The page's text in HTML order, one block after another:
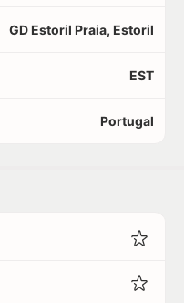
GD Estoril Praia, Estoril
EST
Portugal